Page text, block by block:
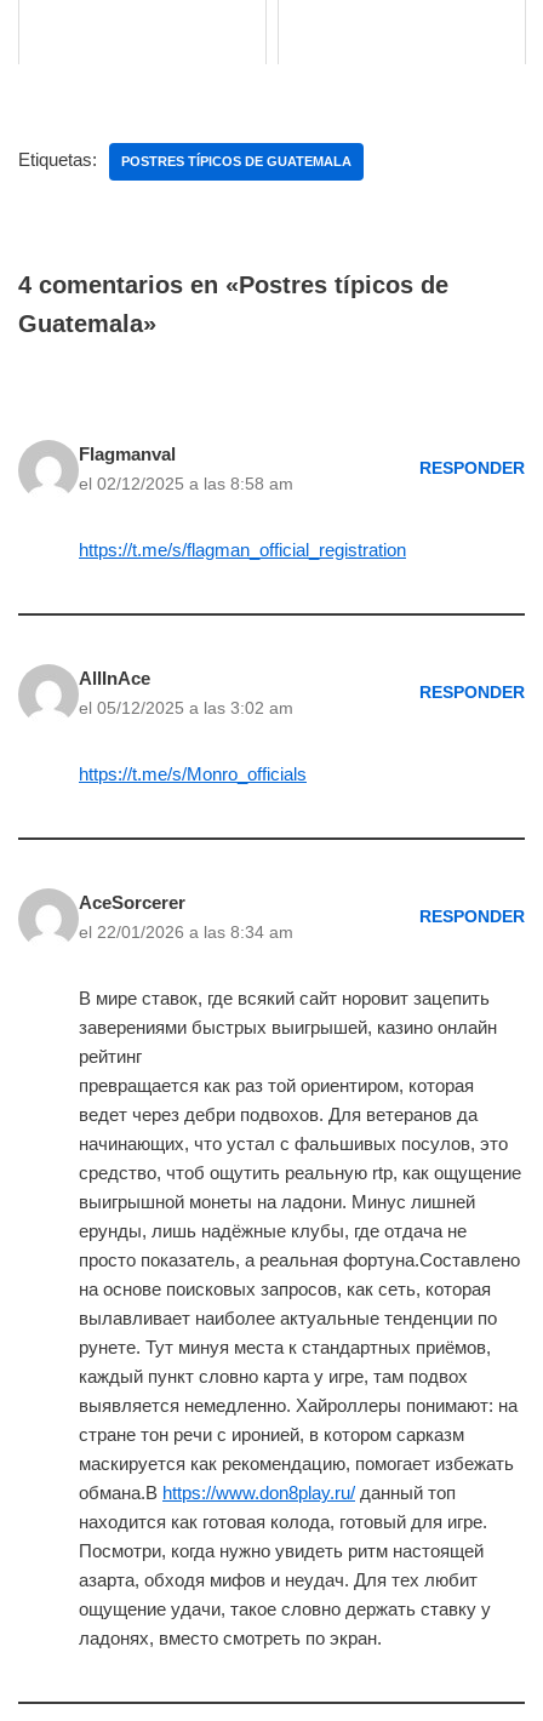
Etiquetas: POSTRES TÍPICOS DE GUATEMALA
4 comentarios en «Postres típicos de
Guatemala»
Flagmanval
el 02/12/2025 a las 8:58 am
RESPONDER
https://t.me/s/flagman_official_registration
AllInAce
el 05/12/2025 a las 3:02 am
RESPONDER
https://t.me/s/Monro_officials
AceSorcerer
el 22/01/2026 a las 8:34 am
RESPONDER
В мире ставок, где всякий сайт норовит зацепить
заверениями быстрых выигрышей, казино онлайн
рейтинг
превращается как раз той ориентиром, которая
ведет через дебри подвохов. Для ветеранов да
начинающих, что устал с фальшивых посулов, это
средство, чтоб ощутить реальную rtp, как ощущение
выигрышной монеты на ладони. Минус лишней
ерунды, лишь надёжные клубы, где отдача не
просто показатель, а реальная фортуна.Составлено
на основе поисковых запросов, как сеть, которая
вылавливает наиболее актуальные тенденции по
рунете. Тут минуя места к стандартных приёмов,
каждый пункт словно карта у игре, там подвох
выявляется немедленно. Хайроллеры понимают: на
стране тон речи с иронией, в котором сарказм
маскируется как рекомендацию, помогает избежать
обмана.В https://www.don8play.ru/ данный топ
находится как готовая колода, готовый для игре.
Посмотри, когда нужно увидеть ритм настоящей
азарта, обходя мифов и неудач. Для тех любит
ощущение удачи, такое словно держать ставку у
ладонях, вместо смотреть по экран.